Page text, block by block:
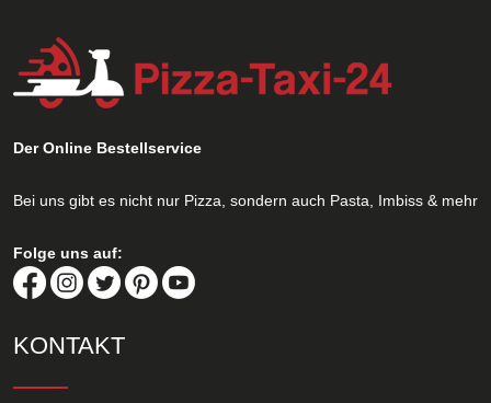
Der Online Bestellservice
Bei uns gibt es nicht nur Pizza, sondern auch Pasta, Imbiss & mehr
Folge uns auf:
KONTAKT